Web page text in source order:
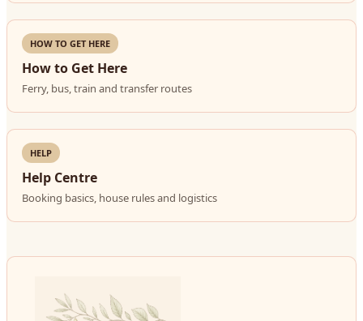
HOW TO GET HERE
How to Get Here
Ferry, bus, train and transfer routes
HELP
Help Centre
Booking basics, house rules and logistics